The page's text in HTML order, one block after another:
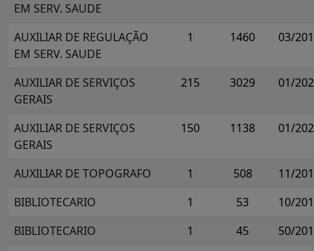
EM SERV. SAUDE
AUXILIAR DE REGULAÇÃO
EM SERV. SAUDE
1 1460 03/
AUXILIAR DE SERVIÇOS
GERAIS
215 3029 01/
AUXILIAR DE SERVIÇOS
GERAIS
150 1138 01/
AUXILIAR DE TOPOGRAFO 1 508
11/
BIBLIOTECARIO
1 53
10/
BIBLIOTECARIO
1 45
50/